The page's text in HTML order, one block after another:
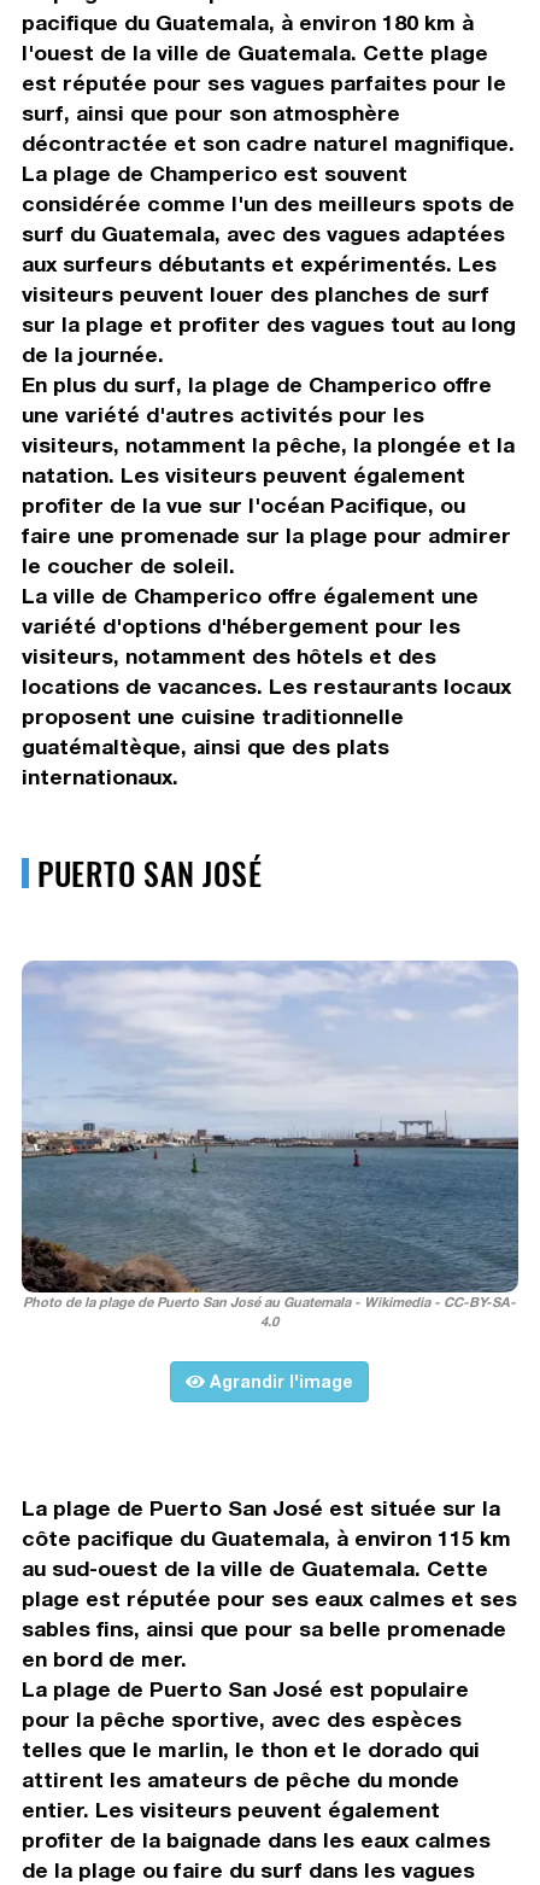
pacifique du Guatemala, à environ 180 km à
l'ouest de la ville de Guatemala. Cette plage
est réputée pour ses vagues parfaites pour le
surf, ainsi que pour son atmosphère
décontractée et son cadre naturel magnifique.
La plage de Champerico est souvent
considérée comme l'un des meilleurs spots de
surf du Guatemala, avec des vagues adaptées
aux surfeurs débutants et expérimentés. Les
visiteurs peuvent louer des planches de surf
sur la plage et profiter des vagues tout au long
de la journée.
En plus du surf, la plage de Champerico offre
une variété d'autres activités pour les
visiteurs, notamment la pêche, la plongée et la
natation. Les visiteurs peuvent également
profiter de la vue sur l'océan Pacifique, ou
faire une promenade sur la plage pour admirer
le coucher de soleil.
La ville de Champerico offre également une
variété d'options d'hébergement pour les
visiteurs, notamment des hôtels et des
locations de vacances. Les restaurants locaux
proposent une cuisine traditionnelle
guatémaltèque, ainsi que des plats
internationaux.
PUERTO SAN JOSÉ
Photo de la plage de Puerto San José au Guatemala - Wikimedia - CC-BY-SA-
4.0
Agrandir l'image
La plage de Puerto San José est située sur la
côte pacifique du Guatemala, à environ 115 km
au sud-ouest de la ville de Guatemala. Cette
plage est réputée pour ses eaux calmes et ses
sables fins, ainsi que pour sa belle promenade
en bord de mer.
La plage de Puerto San José est populaire
pour la pêche sportive, avec des espèces
telles que le marlin, le thon et le dorado qui
attirent les amateurs de pêche du monde
entier. Les visiteurs peuvent également
profiter de la baignade dans les eaux calmes
de la plage ou faire du surf dans les vagues